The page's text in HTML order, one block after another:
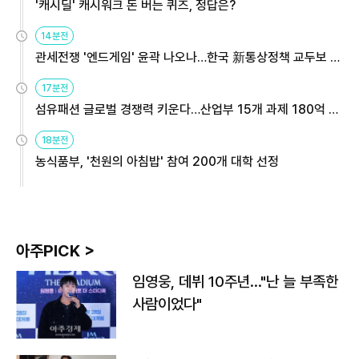
'캐시딜' 캐시워크 돈 버는 퀴즈, 정답은?
14분전
관세전쟁 '엔드게임' 윤곽 나오나…한국 新통상정책 교두보 활
용해야
17분전
섬유패션 글로벌 경쟁력 키운다…산업부 15개 과제 180억 지
원
18분전
농식품부, '천원의 아침밥' 참여 200개 대학 선정
아주PICK >
임영웅, 데뷔 10주년…"난 늘 부족한
사람이었다"